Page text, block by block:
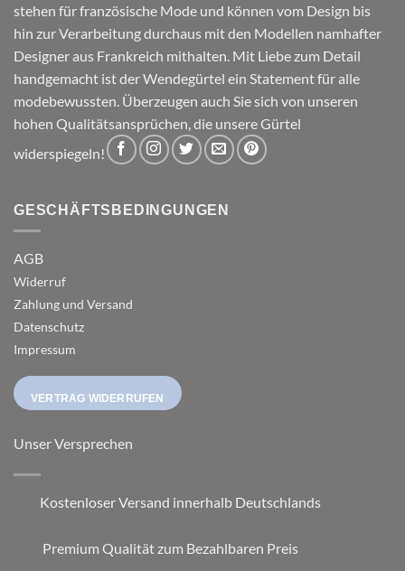
stehen für französische Mode und können vom Design bis
hin zur Verarbeitung durchaus mit den Modellen namhafter
Designer aus Frankreich mithalten. Mit Liebe zum Detail
handgemacht ist der Wendegürtel ein Statement für alle
modebewussten. Überzeugen auch Sie sich von unseren
hohen Qualitätsansprüchen, die unsere Gürtel
widerspiegeln!
GESCHÄFTSBEDINGUNGEN
AGB
Widerruf
Zahlung und Versand
Datenschutz
Impressum
VERTRAG WIDERRUFEN
Unser Versprechen
Kostenloser Versand innerhalb Deutschlands
Premium Qualität zum Bezahlbaren Preis